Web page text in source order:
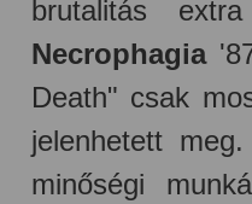
brutalitás
Necrophagia
Death" csak
jelenhetett
minőségi